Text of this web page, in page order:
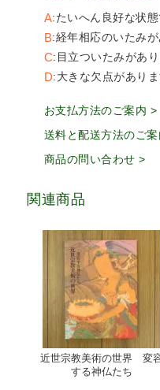
A たいへん良好な状
B 経年相応のいたみ
C 目立ついたみがあ
D 大きな欠点があり
お支払方法のご案内 >
送料と配送方法のご
商品の問い合わせ >
関連商品
近世宗教美術の世界 変
する神仏たち